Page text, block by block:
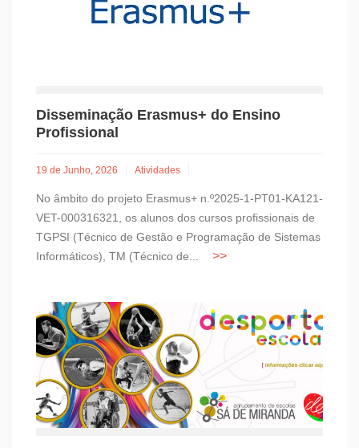
Disseminação Erasmus+ do Ensino
Profissional
19 de Junho, 2026 Atividades
No âmbito do projeto Erasmus+ n.º2025-1-PT01-KA121-
VET-000316321, os alunos dos cursos profissionais de
TGPSI (Técnico de Gestão e Programação de Sistemas
Informáticos), TM (Técnico de...